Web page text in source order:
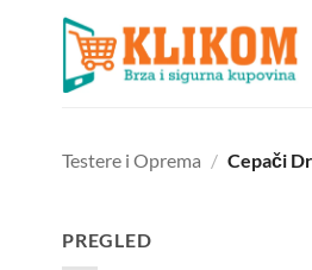
Preskoči
Testere i Oprema / Cepači
PREGLED